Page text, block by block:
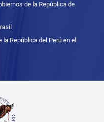
de la República de
República del Perú en el